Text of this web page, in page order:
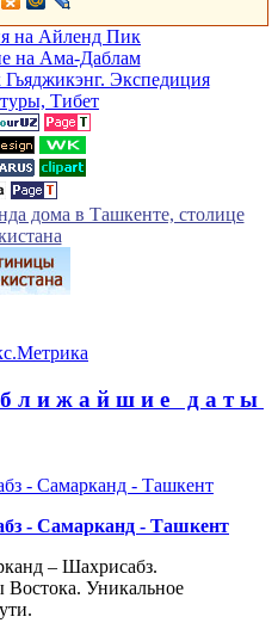
даты
- Самарканд - Ташкент
– Шахрисабз.
Востока. Уникальное